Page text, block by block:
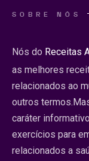
SOBRE NÓS
Nós do Receitas
as melhores
relacionados ao
outros
caráter
exercícios para
relacionados a